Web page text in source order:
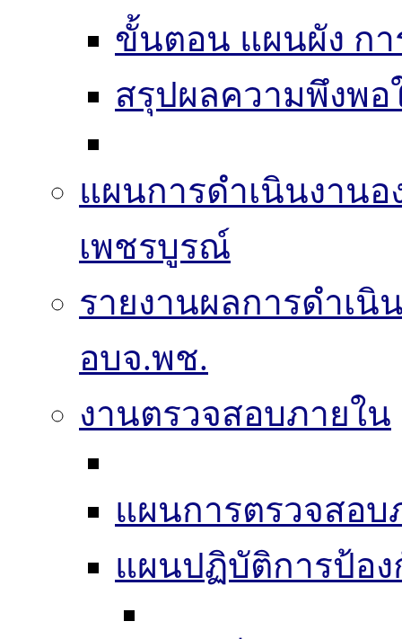
ขั้นตอน แผนผัง ก
สรุปผลความพึงพอ
แผนการดำเนินงาน
เพชรบูรณ์
รายงานผลการดำเ
อบจ.พช.
งานตรวจสอบภายใน
แผนการตรวจสอบ
แผนปฏิบัติการป้อ